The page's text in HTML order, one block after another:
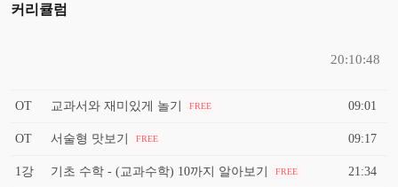
커리큘럼
20:10:48
OT 교과서와 재미있게 놀기 FREE 09:01
OT 서술형 맛보기 FREE 09:17
1강 기초 수학 - (교과수학) 10까지 알아보기 FREE 21:34